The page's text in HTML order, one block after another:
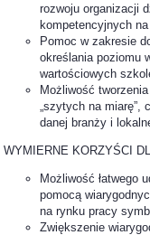
rozwoju organizacji
kompetencyjnych na
Pomoc w zakresie
określania poziomu
wartościowych
Możliwość
„szytych na miarę”,
danej branży i
WYMIERNE KORZYŚCI
Możliwość łatwego
pomocą
na rynku pracy
Zwiększenie